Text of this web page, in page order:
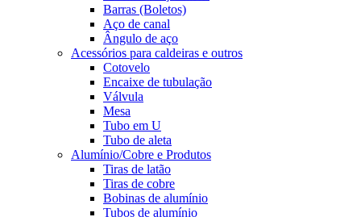
Barras (Boletos)
Aço de canal
Ângulo de aço
Acessórios para caldeiras e outros
Cotovelo
Encaixe de tubulação
Válvula
Mesa
Tubo em U
Tubo de aleta
Alumínio/Cobre e Produtos
Tiras de latão
Tiras de cobre
Bobinas de alumínio
Tubos de alumínio